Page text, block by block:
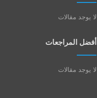
لا يوجد مقالات
أفضل المراجعات
لا يوجد مقالات